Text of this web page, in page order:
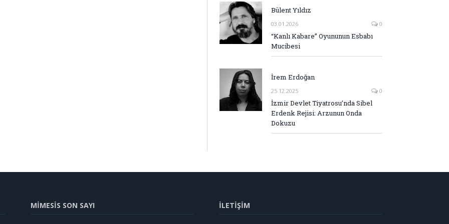
Bülent Yıldız
03.01.2026 0
“Kanlı Kabare” Oyununun Esbabı
Mucibesi
İrem Erdoğan
25.12.2025 0
İzmir Devlet Tiyatrosu’nda Sibel
Erdenk Rejisi: Arzunun Onda
Dokuzu
MİMESİS SON SAYI İLETİŞİM